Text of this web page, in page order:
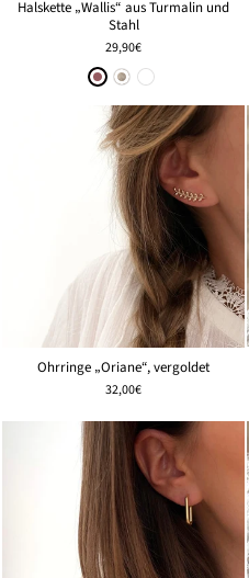
Halskette „Wallis“ aus Turmalin und
Stahl
29,90€
Ohrringe „Oriane“, vergoldet
32,00€